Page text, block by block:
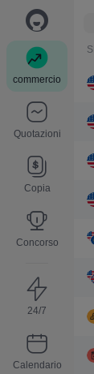
commercio
Quotazioni
Copia
Concorso
24/7
Calendario